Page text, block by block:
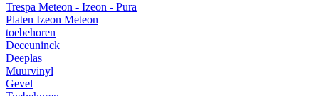
Trespa Meteon - Izeon - Pura
Platen Izeon Meteon
toebehoren
Deceuninck
Deeplas
Muurvinyl
Gevel